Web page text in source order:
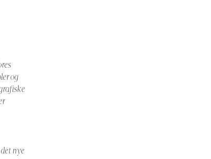
og
nye